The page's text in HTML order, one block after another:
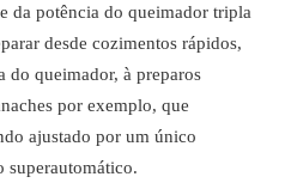
da potência do queimador tripla
desde cozimentos rápidos,
do queimador, à preparos
por exemplo, que
ajustado por um único
superautomático.